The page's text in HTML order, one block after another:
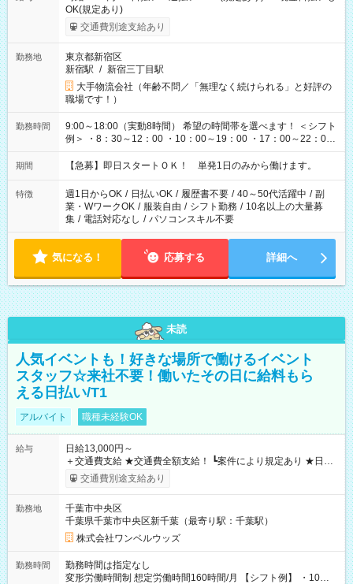
OK(規定あり)
交通費別途支給あり
勤務地
東京都新宿区
新宿駅 / 新宿三丁目駅
大手物流会社（年齢不問／「無理なく続けられる」と好評の
職場です！）
勤務時間
9:00～18:00（実動8時間） 希望の時間帯を選べます！ ＜シフト
例＞ ・8：30～12：00 ・10：00～19：00 ・17：00～22：00
・13：00～22：00 ・22：00～翌6：00 など
期間 【急募】即日スタートＯＫ！ 単発1日のみから働けます。
特徴 週1日からOK / 日払いOK / 履歴書不要 / 40～50代活躍中 / 副
業・WワークOK / 服装自由 / シフト勤務 / 10名以上の大量募
集 / 電話対応なし / パソコンスキル不要
気になる！ 応募する 詳細へ
未読
人気イベントも！好きな場所で働けるイベント
スタッフ☆来社不要！働いたその日に給料もら
える日払い/T1
アルバイト 職種未経験OK
給与
日給13,000円～
＋交通費支給 ★交通費全額支給！ ┗案件により規定あり ★日払
いOK！（規定あり） ┗働いたその日に現金GET♪ お仕事後はコ
ンビニATMから 日払い分を引き落とせます！ 【試用期間】試
交通費別途支給あり
勤務地
千葉市中央区
千葉県千葉市中央区新千葉（最寄り駅：千葉駅）
株式会社ワンベルウッズ
勤務時間
勤務時間は指定なし
変形労働時間制 想定労働時間160時間/月 【シフト例】 ・10：